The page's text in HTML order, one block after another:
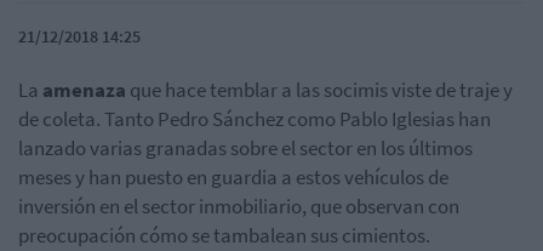
21/12/2018 14:25
La amenaza que hace temblar a las socimis viste de traje y
de coleta. Tanto Pedro Sánchez como Pablo Iglesias han
lanzado varias granadas sobre el sector en los últimos
meses y han puesto en guardia a estos vehículos de
inversión en el sector inmobiliario, que observan con
preocupación cómo se tambalean sus cimientos.